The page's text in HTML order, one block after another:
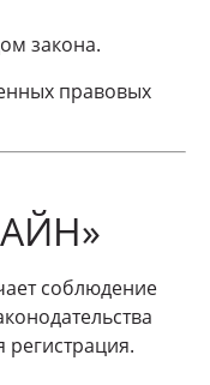
закона.
правовых
соблюдение
регистрация.